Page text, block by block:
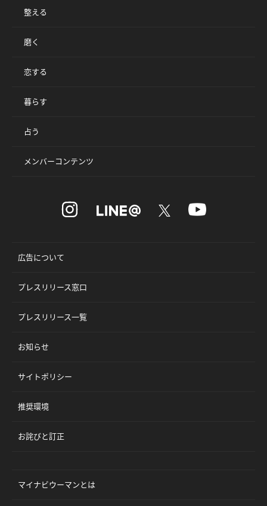
整える
磨く
恋する
暮らす
占う
メンバーコンテンツ
広告について
プレスリリース窓口
プレスリリース一覧
お知らせ
サイトポリシー
推奨環境
お詫びと訂正
マイナビウーマンとは